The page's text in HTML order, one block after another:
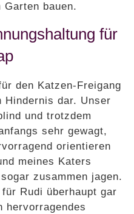
bauen.
für
den Katzen-Freigang
Hindernis dar. Unser
und trotzdem
sehr gewagt,
orientieren
meines Katers
zusammen jagen.
Rudi überhaupt gar
hervorragendes